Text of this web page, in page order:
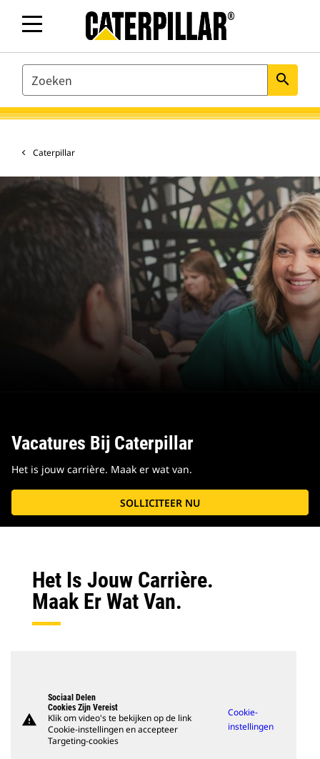
SEARCH search
Caterpillar
Vacatures Bij Caterpillar
Het is jouw carrière. Maak er wat van.
SOLLICITEER NU
Het Is Jouw Carrière.
Maak Er Wat Van.
warning
Sociaal Delen
Cookies Zijn Vereist
Klik om video's te bekijken op de link
Cookie-instellingen en accepteer
Targeting-cookies
Cookie-
instellingen